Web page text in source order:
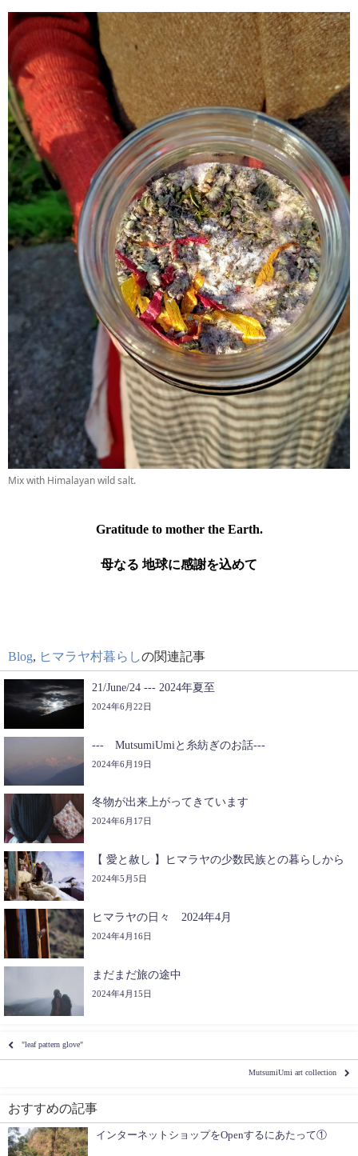
Mix with Himalayan wild salt.
Gratitude to mother the Earth.
母なる 地球に感謝を込めて
Blog, ヒマラヤ村暮らしの関連記事
21/June/24 --- 2024年夏至
2024年6月22日
‐‐‐ MutsumiUmiと糸紡ぎのお話‐‐‐
2024年6月19日
冬物が出来上がってきています
2024年6月17日
【 愛と赦し 】ヒマラヤの少数民族との暮らしから
2024年5月5日
ヒマラヤの日々 2024年4月
2024年4月16日
まだまだ旅の途中
2024年4月15日
"leaf pattern glove"
MutsumiUmi art collection
おすすめの記事
インターネットショップをOpenするにあたって①